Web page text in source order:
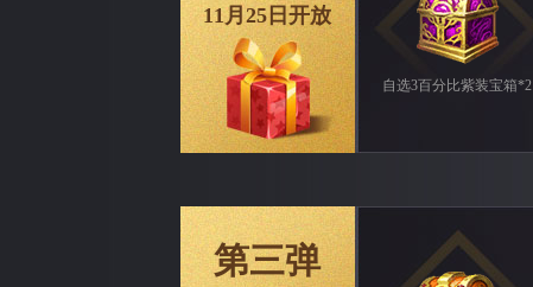
11月25日开放
自选3百分比紫装宝箱*2
第三弹